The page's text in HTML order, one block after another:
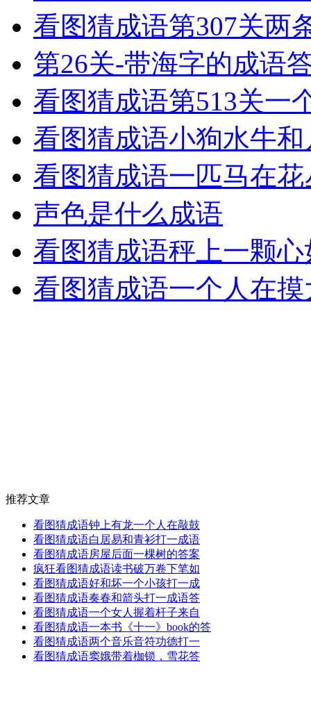
看图猜成语第307关两
第26关-带海字的成语
看图猜成语第513关一
看图猜成语小狗水牛
看图猜成语一匹马在
声色是什么成语
看图猜成语秤上一颗
看图猜成语一个人在
推荐文章
看图猜成语钟上有龙一个人在敲鼓
看图猜成语白居易和青衫打一成语
看图猜成语房屋后面一棵树的答案
疯狂看图猜成语读书破万卷下笔如
看图猜成语好和坏一个小孩打一成
看图猜成语奏春和箭头打一成语答
看图猜成语一个女人握着杆子来自
看图猜成语一本书《十一》book的答
看图猜成语两个音乐音符功德打一
看图猜成语窦娥带着枷锁，雪花答